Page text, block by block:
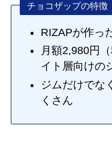
チョコザップの特徴
RIZAPが作っ
月額2,980円
イト層向けの
ジムだけでな
くさん